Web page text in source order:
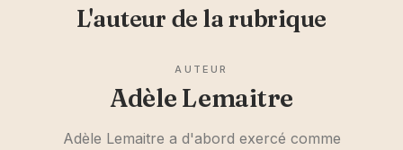
L'auteur de la rubrique
AUTEUR
Adèle Lemaitre
Adèle Lemaitre a d'abord exercé comme